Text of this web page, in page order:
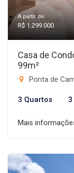
A partir de:
R$ 1.299.000
Casa de
99m²
Ponta de
3 Quartos
Mais